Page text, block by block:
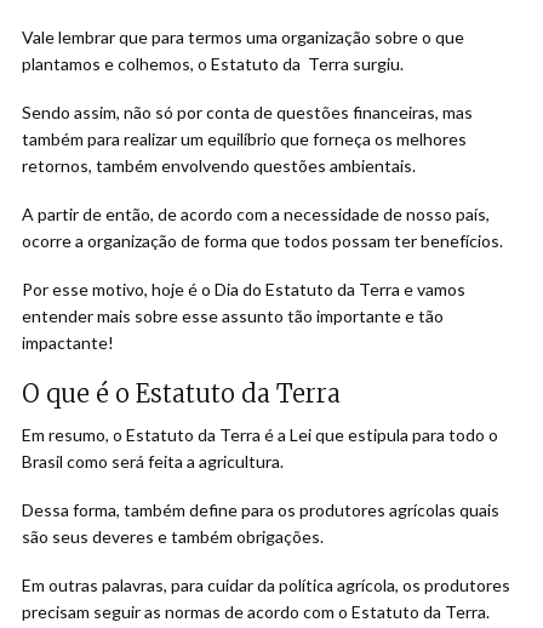
Vale lembrar que para termos uma organização sobre o que
plantamos e colhemos, o Estatuto da Terra surgiu.
Sendo assim, não só por conta de questões financeiras, mas
também para realizar um equilíbrio que forneça os melhores
retornos, também envolvendo questões ambientais.
A partir de então, de acordo com a necessidade de nosso país,
ocorre a organização de forma que todos possam ter benefícios.
Por esse motivo, hoje é o Dia do Estatuto da Terra e vamos
entender mais sobre esse assunto tão importante e tão
impactante!
O que é o Estatuto da Terra
Em resumo, o Estatuto da Terra é a Lei que estipula para todo o
Brasil como será feita a agricultura.
Dessa forma, também define para os produtores agrícolas quais
são seus deveres e também obrigações.
Em outras palavras, para cuidar da política agrícola, os produtores
precisam seguir as normas de acordo com o Estatuto da Terra.